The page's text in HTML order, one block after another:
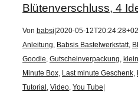
Blütenverschluss, 4
Von babsi 2020-05-
Anleitung, Babsis Bastelwerkstatt,
Goodie, Gutscheinverpackung,
Minute Box, Last minute Geschenk,
Tutorial , Video, You Tube